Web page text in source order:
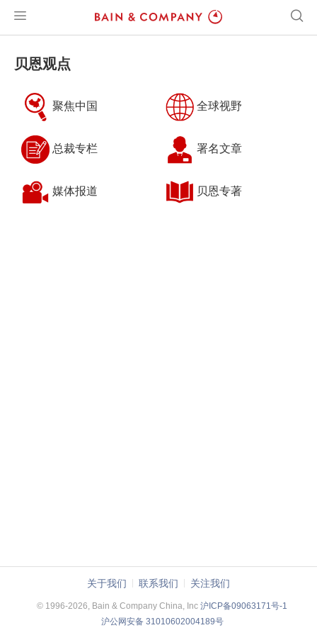
贝恩观点
聚焦中国 全球视野
总裁专栏 署名文章
媒体报道 贝恩专著
关于我们 联系我们 关注我们
© 1996-2026, Bain & Company China, Inc沪ICP备09063171号-1
沪公网安备 31010602004189号